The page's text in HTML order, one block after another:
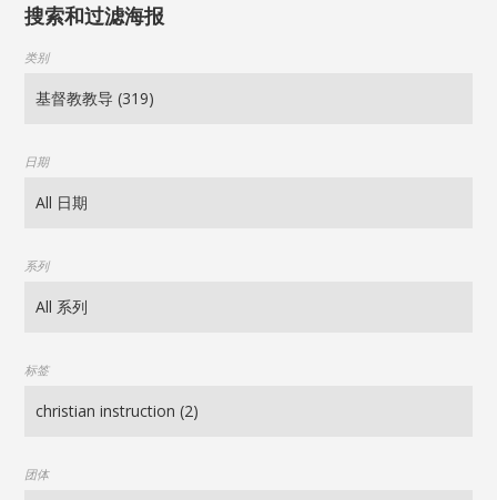
搜索和过滤海报
类别
日期
系列
标签
团体